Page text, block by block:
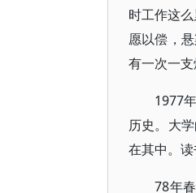
时工作这
愿以偿，
有一次一
1977
历史。大
在其中。
78年